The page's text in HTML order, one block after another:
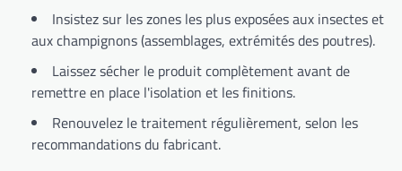
Insistez sur les zones les plus exposées aux insectes et
aux champignons (assemblages, extrémités des poutres).
Laissez sécher le produit complètement avant de
remettre en place l'isolation et les finitions.
Renouvelez le traitement régulièrement, selon les
recommandations du fabricant.